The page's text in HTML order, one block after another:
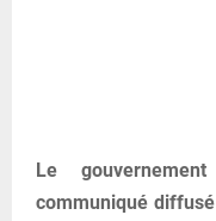
Le
communiqué